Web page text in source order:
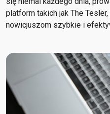
platform takich jak The
nowicjuszom szybkie i